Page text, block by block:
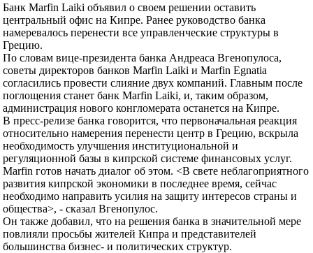
Банк Marfin Laiki объявил о своем решении оставить
центральный офис на Кипре. Ранее руководство банка
намеревалось перенести все управленческие структуры в
Грецию.
По словам вице-президента банка Андреаса Вгенопулоса,
советы директоров банков Marfin Laiki и Marfin Egnatia
согласились провести слияние двух компаний. Главным после
поглощения станет банк Marfin Laiki, и, таким образом,
администрация нового конгломерата останется на Кипре.
В пресс-релизе банка говорится, что первоначальная реакция
относительно намерения перенести центр в Грецию, вскрыла
необходимость улучшения институциональной и
регуляционной базы в кипрской системе финансовых услуг.
Marfin готов начать диалог об этом. <В свете неблагоприятного
развития кипрской экономики в последнее время, сейчас
необходимо направить усилия на защиту интересов страны и
общества>, - сказал Вгенопулос.
Он также добавил, что на решения банка в значительной мере
повлияли просьбы жителей Кипра и представителей
большинства бизнес- и политических структур.